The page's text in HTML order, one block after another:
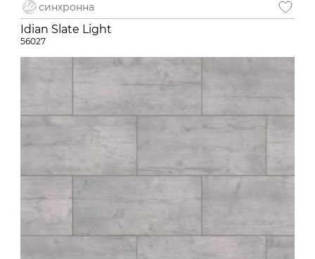
синхронна
Idian Slate Light
56027